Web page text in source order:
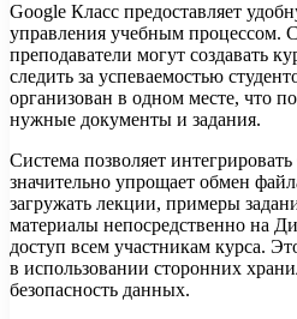
Google Класс предоставляет
управления учебным процессом.
преподаватели могут создавать
следить за успеваемостью
организован в одном месте, что
нужные документы и задания.
Система позволяет
значительно упрощает обмен
загружать лекции, примеры
материалы непосредственно на
доступ всем участникам курса.
в использовании сторонних
безопасность данных.